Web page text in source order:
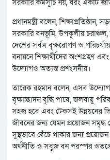
সরকারি কর্মসূচি নয়, বরং একটি
প্রধানমন্ত্রী বলেন,
সরকারি বনভূমি, উপকূলীয়
দেশের সর্বত্র বৃক্ষরোপণ ও
বনায়নে শিক্ষার্থীদের অংশগ্রহণ
উদ্যোগও অত্যন্ত প্রশংসনীয়।
তারেক রহমান বলেন, এসব উদ্যোগ
বৃক্ষাচ্ছাদন বৃদ্ধি পাবে, জলবায়ু
সহজ হবে এবং টেকসই উন্নয়নের
জীবনের জন্য যেমন প্রয়োজন সমৃদ্ধ
সুস্থভাবে বেঁচে থাকার জন্য
অর্থনীতি ও সবুজ বন পরস্পর